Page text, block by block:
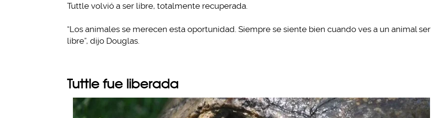
Tuttle volvió a ser libre, totalmente recuperada.
“Los animales se merecen esta oportunidad. Siempre se siente bien cuando ves a un animal ser
libre”, dijo Douglas.
Tuttle fue liberada